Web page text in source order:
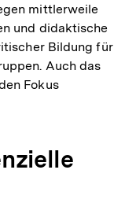
mittlerweile
und didaktische
Bildung für
Auch das
Fokus